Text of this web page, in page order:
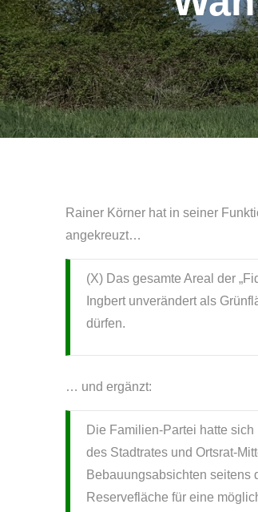
Rainer Körner hat in seiner
angekreuzt…
(X) Das gesamte Areal der
Ingbert unverändert als
dürfen.
… und ergänzt:
Die Familien-Partei hatte
des Stadtrates und Ortsrat-
Bebauungsabsichten seitens
Reservefläche für eine